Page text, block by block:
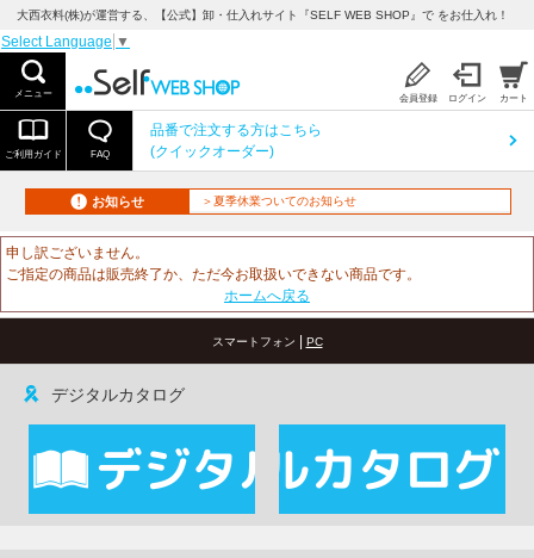
大西衣料(株)が運営する、【公式】卸・仕入れサイト『SELF WEB SHOP』で をお仕入れ！
Select Language ▼
メニュー 会員登録 ログイン カート
ご利用ガイド FAQ
品番で注文する方はこちら
(クイックオーダー)
お知らせ ＞夏季休業ついてのお知らせ
申し訳ございません。
ご指定の商品は販売終了か、ただ今お取扱いできない商品です。
ホームへ戻る
スマートフォン | PC
デジタルカタログ